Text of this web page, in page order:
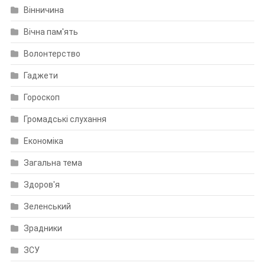
Вінничина
Вічна пам'ять
Волонтерство
Гаджети
Гороскоп
Громадські слухання
Економіка
Загальна тема
Здоров'я
Зеленський
Зрадники
ЗСУ